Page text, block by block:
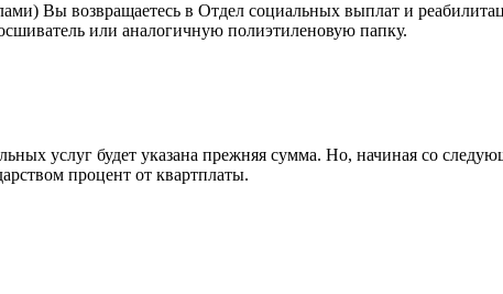
Вы возвращаетесь в Отдел социальных выплат и
или аналогичную полиэтиленовую папку.
услуг будет указана прежняя сумма. Но, начиная со
процент от квартплаты.